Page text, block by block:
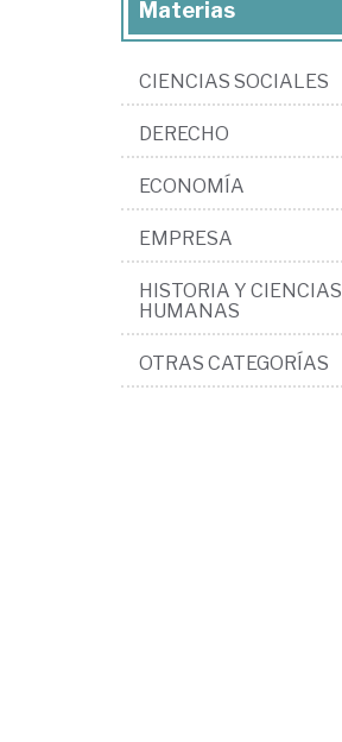
Materias
CIENCIAS SOCIALES
DERECHO
ECONOMÍA
EMPRESA
HISTORIA Y CIENCIAS
HUMANAS
OTRAS CATEGORÍAS